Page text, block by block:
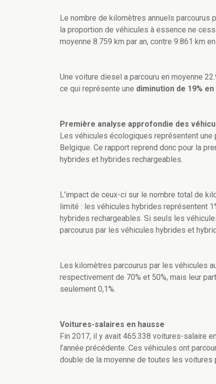
Le nombre de kilomètres annuels
la proportion de véhicules à essence ne
moyenne 8.759 km par an, contre 9.861 km
Une voiture diesel a parcouru en moyenne
ce qui représente une diminution de 19% en
Première analyse approfondie des
Les véhicules écologiques représentent
Belgique. Ce rapport reprend donc pour la
hybrides et hybrides rechargeables.
L'impact de ceux-ci sur le nombre total de
limité : les véhicules hybrides représentent
hybrides rechargeables. Si seuls les
parcourus par les véhicules hybrides et
Les kilomètres parcourus par les véhicules
respectivement de 70% et 50%, mais leur
seulement 0,1%.
Voitures-salaires en hausse
Fin 2017, il y avait 465.338 voitures-salaire
l’année précédente. Ces véhicules ont
double de la moyenne de toutes les voitures